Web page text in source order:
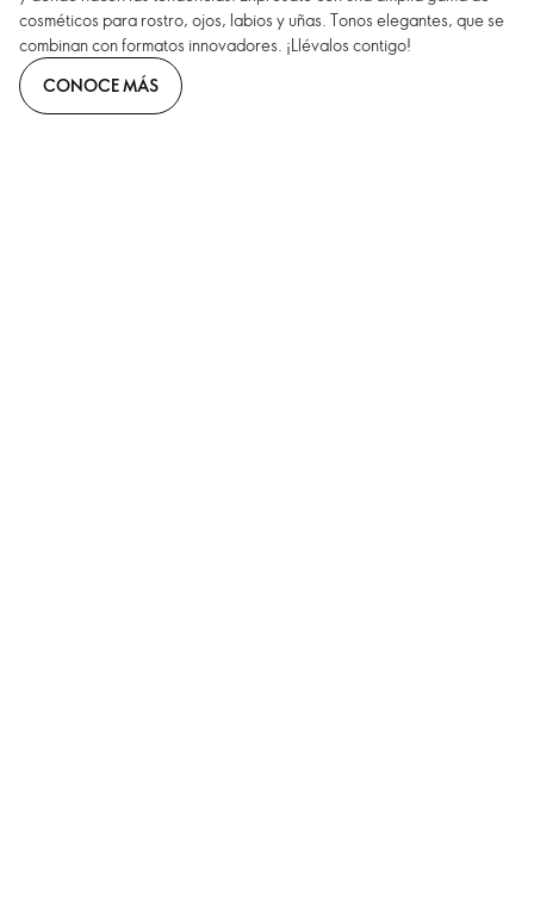
cosméticos para rostro, ojos, labios y uñas. Tonos elegantes, que se
combinan con formatos innovadores. ¡Llévalos contigo!
CONOCE MÁS